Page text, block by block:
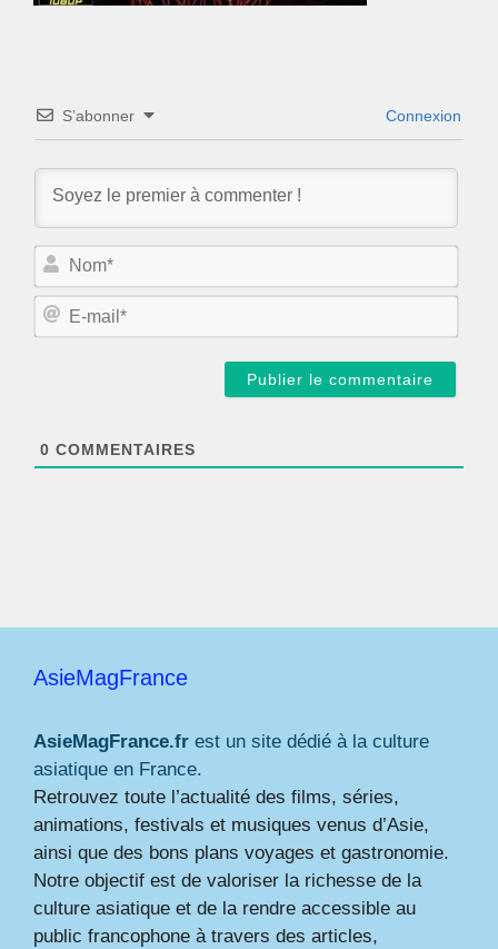
S’abonner Connexion
N
m
E
0 COMMENTAIRES
AsieMagFrance
AsieMagFrance.fr est un site dédié à la culture
asiatique en France.
Retrouvez toute l’actualité des films, séries,
animations, festivals et musiques venus d’Asie,
ainsi que des bons plans voyages et gastronomie.
Notre objectif est de valoriser la richesse de la
culture asiatique et de la rendre accessible au
public francophone à travers des articles,